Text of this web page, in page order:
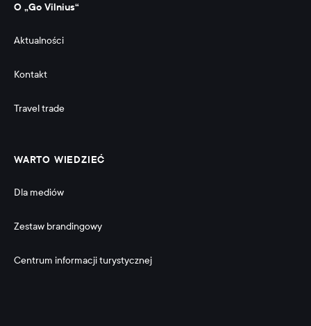
O „Go Vilnius“
Aktualności
Kontakt
Travel trade
WARTO WIEDZIEĆ
Dla mediów
Zestaw brandingowy
Centrum informacji turystycznej